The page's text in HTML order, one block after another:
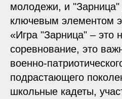
молодежи, и "Зарница"
ключевым элементом
«Игра "Зарница" – это
соревнование, это
военно-
подрастающего
школьные кадеты,